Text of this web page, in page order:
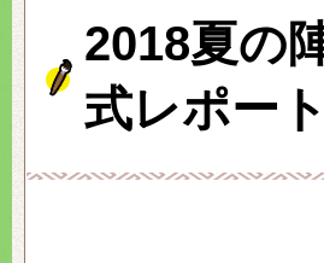
2018夏の
式レポー